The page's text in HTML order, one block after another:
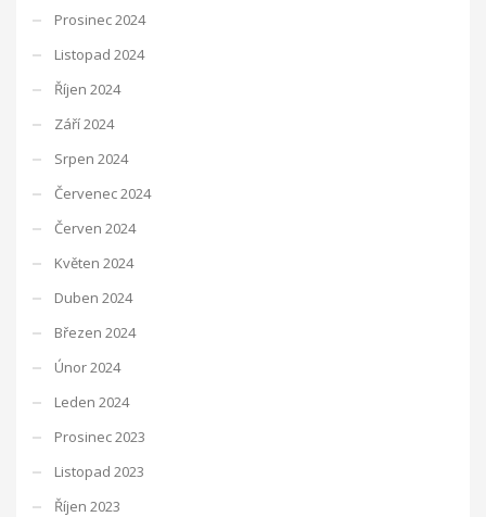
Prosinec 2024
Listopad 2024
Říjen 2024
Září 2024
Srpen 2024
Červenec 2024
Červen 2024
Květen 2024
Duben 2024
Březen 2024
Únor 2024
Leden 2024
Prosinec 2023
Listopad 2023
Říjen 2023